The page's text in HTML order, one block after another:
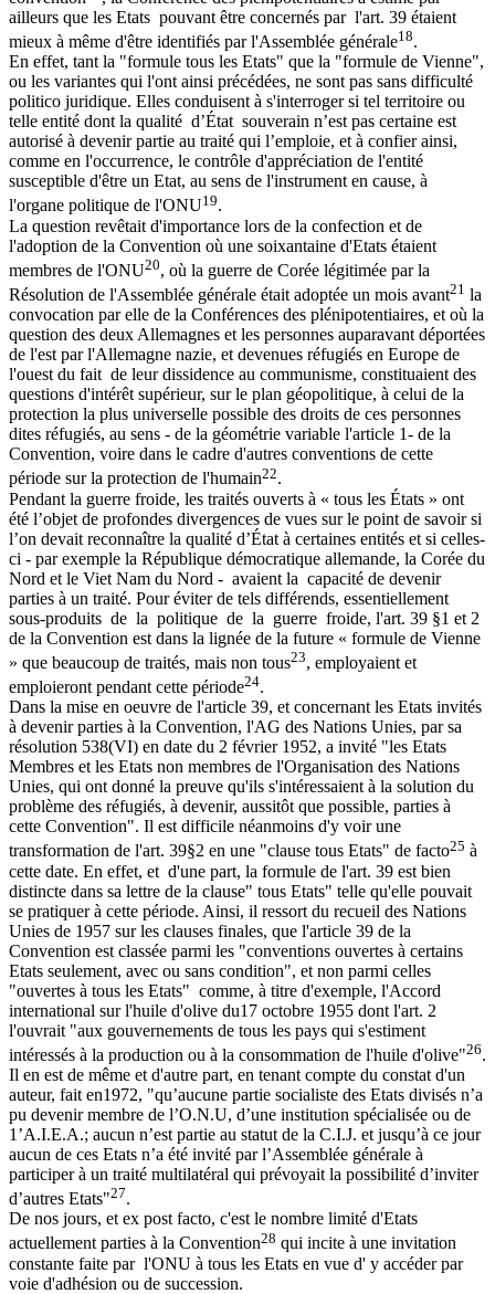
ailleurs que les Etats pouvant être concernés par l'art. 39 étaient
mieux à même d'être identifiés par l'Assemblée générale18.
En effet, tant la "formule tous les Etats" que la "formule de Vienne",
ou les variantes qui l'ont ainsi précédées, ne sont pas sans difficulté
politico juridique. Elles conduisent à s'interroger si tel territoire ou
telle entité dont la qualité d’État souverain n’est pas certaine est
autorisé à devenir partie au traité qui l’emploie, et à confier ainsi,
comme en l'occurrence, le contrôle d'appréciation de l'entité
susceptible d'être un Etat, au sens de l'instrument en cause, à
l'organe politique de l'ONU19.
La question revêtait d'importance lors de la confection et de
l'adoption de la Convention où une soixantaine d'Etats étaient
membres de l'ONU20, où la guerre de Corée légitimée par la
Résolution de l'Assemblée générale était adoptée un mois avant21 la
convocation par elle de la Conférences des plénipotentiaires, et où la
question des deux Allemagnes et les personnes auparavant déportées
de l'est par l'Allemagne nazie, et devenues réfugiés en Europe de
l'ouest du fait de leur dissidence au communisme, constituaient des
questions d'intérêt supérieur, sur le plan géopolitique, à celui de la
protection la plus universelle possible des droits de ces personnes
dites réfugiés, au sens - de la géométrie variable l'article 1- de la
Convention, voire dans le cadre d'autres conventions de cette
période sur la protection de l'humain22.
Pendant la guerre froide, les traités ouverts à « tous les États » ont
été l’objet de profondes divergences de vues sur le point de savoir si
l’on devait reconnaître la qualité d’État à certaines entités et si celles-
ci - par exemple la République démocratique allemande, la Corée du
Nord et le Viet Nam du Nord - avaient la capacité de devenir
parties à un traité. Pour éviter de tels différends, essentiellement
sous-produits de la politique de la guerre froide, l'art. 39 §1 et 2
de la Convention est dans la lignée de la future « formule de Vienne
» que beaucoup de traités, mais non tous23, employaient et
emploieront pendant cette période24.
Dans la mise en oeuvre de l'article 39, et concernant les Etats invités
à devenir parties à la Convention, l'AG des Nations Unies, par sa
résolution 538(VI) en date du 2 février 1952, a invité "les Etats
Membres et les Etats non membres de l'Organisation des Nations
Unies, qui ont donné la preuve qu'ils s'intéressaient à la solution du
problème des réfugiés, à devenir, aussitôt que possible, parties à
cette Convention". Il est difficile néanmoins d'y voir une
transformation de l'art. 39§2 en une "clause tous Etats" de facto25 à
cette date. En effet, et d'une part, la formule de l'art. 39 est bien
distincte dans sa lettre de la clause" tous Etats" telle qu'elle pouvait
se pratiquer à cette période. Ainsi, il ressort du recueil des Nations
Unies de 1957 sur les clauses finales, que l'article 39 de la
Convention est classée parmi les "conventions ouvertes à certains
Etats seulement, avec ou sans condition", et non parmi celles
"ouvertes à tous les Etats" comme, à titre d'exemple, l'Accord
international sur l'huile d'olive du17 octobre 1955 dont l'art. 2
l'ouvrait "aux gouvernements de tous les pays qui s'estiment
intéressés à la production ou à la consommation de l'huile d'olive"26.
Il en est de même et d'autre part, en tenant compte du constat d'un
auteur, fait en1972, "qu’aucune partie socialiste des Etats divisés n’a
pu devenir membre de l’O.N.U, d’une institution spécialisée ou de
1’A.I.E.A.; aucun n’est partie au statut de la C.I.J. et jusqu’à ce jour
aucun de ces Etats n’a été invité par l’Assemblée générale à
participer à un traité multilatéral qui prévoyait la possibilité d’inviter
d’autres Etats"27.
De nos jours, et ex post facto, c'est le nombre limité d'Etats
actuellement parties à la Convention28 qui incite à une invitation
constante faite par l'ONU à tous les Etats en vue d' y accéder par
voie d'adhésion ou de succession.